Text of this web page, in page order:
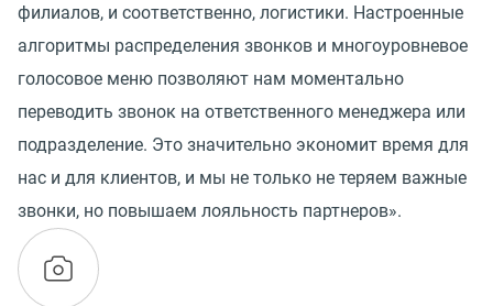
филиалов, и соответственно, логистики. Настроенные
алгоритмы распределения звонков и многоуровневое
голосовое меню позволяют нам моментально
переводить звонок на ответственного менеджера или
подразделение. Это значительно экономит время для
нас и для клиентов, и мы не только не теряем важные
звонки, но повышаем лояльность партнеров».